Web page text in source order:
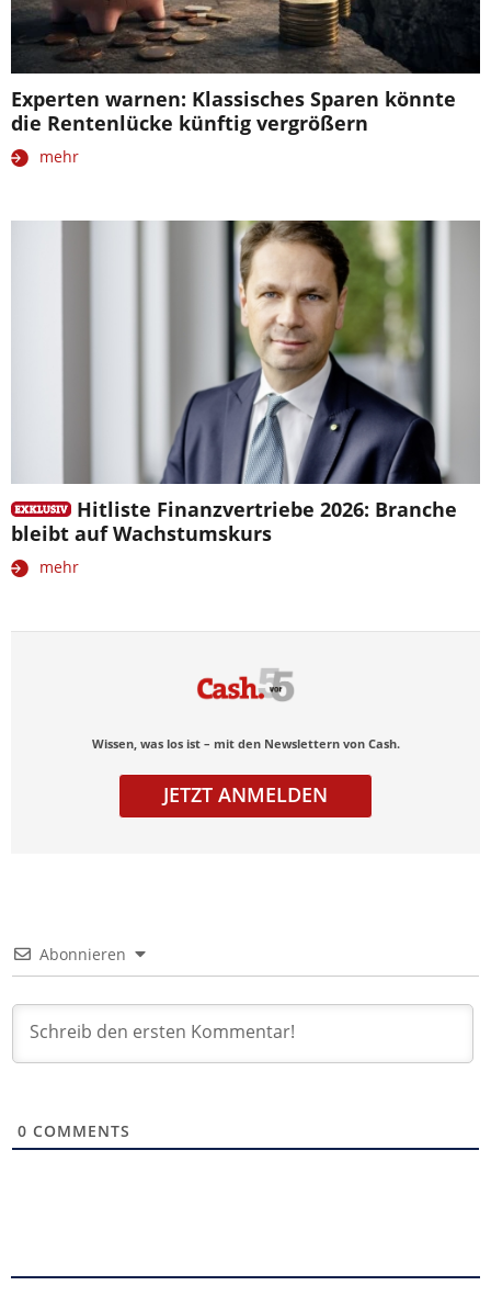
Experten warnen: Klassisches Sparen könnte
die Rentenlücke künftig vergrößern
mehr
Hitliste Finanzvertriebe 2026: Branche
bleibt auf Wachstumskurs
mehr
Wissen, was los ist – mit den Newslettern von Cash.
JETZT ANMELDEN
Abonnieren
0 COMMENTS